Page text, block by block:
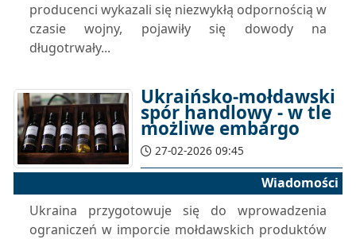
producenci wykazali się niezwykłą odpornością w
czasie wojny, pojawiły się dowody na
długotrwały...
Ukraińsko-mołdawski
spór handlowy - w tle
możliwe embargo
27-02-2026 09:45
Wiadomości
Ukraina przygotowuje się do wprowadzenia
ograniczeń w imporcie mołdawskich produktów